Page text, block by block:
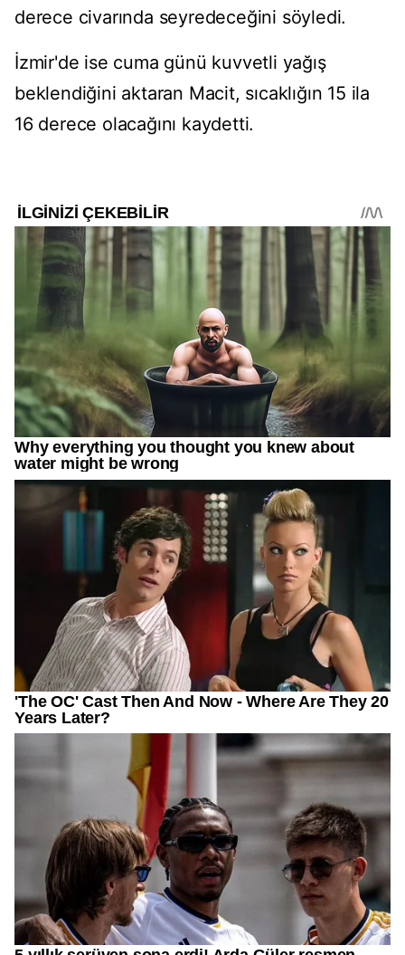
derece civarında seyredeceğini söyledi.
İzmir'de ise cuma günü kuvvetli yağış
beklendiğini aktaran Macit, sıcaklığın 15 ila
16 derece olacağını kaydetti.